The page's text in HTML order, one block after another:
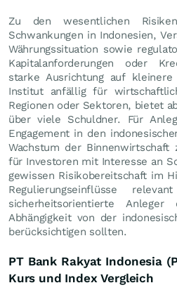
Zu den wesentlichen
Schwankungen in Indonesien,
Währungssituation sowie
Kapitalanforderungen oder
starke Ausrichtung auf
Institut anfällig für
Regionen oder Sektoren, bietet
über viele Schuldner. Für
Engagement in den
Wachstum der
für Investoren mit Interesse an
gewissen Risikobereitschaft im
Regulierungseinflüsse
sicherheitsorientierte
Abhängigkeit von der
berücksichtigen sollten.
PT Bank Rakyat Indonesia
Kurs und Index Vergleich